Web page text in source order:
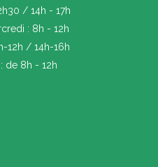
/ 14h - 17h
: 8h - 12h
12h / 14h-16h
de 8h - 12h